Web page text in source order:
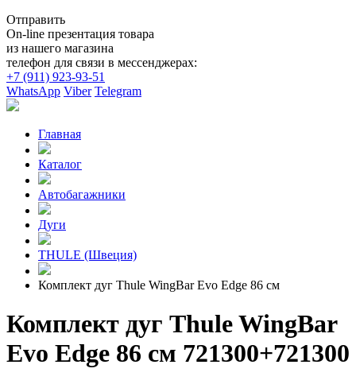
Отправить
On-line презентация товара
из нашего магазина
телефон для связи в мессенджерах:
+7 (911) 923-93-51
WhatsApp Viber Telegram
Главная
Каталог
Автобагажники
Дуги
THULE (Швеция)
Комплект дуг Thule WingBar Evo Edge 86 см
Комплект дуг Thule WingBar
Evo Edge 86 см 721300+721300